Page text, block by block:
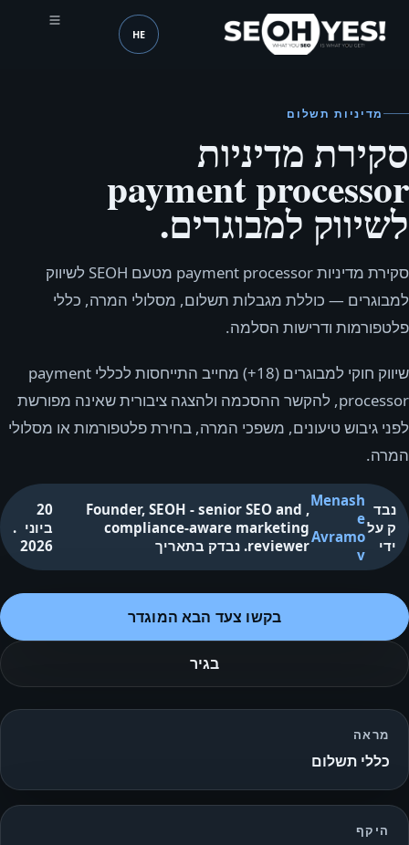
SEOH שפה (mobile header)
HE
מדיניות תשלום
סקירת מדיניות
payment processor
לשיווק למבוגרים.
סקירת מדיניות payment processor מטעם SEOH לשיווק
למבוגרים — כוללת מגבלות תשלום, מסלולי המרה, כללי
פלטפורמות ודרישות הסלמה.
שיווק חוקי למבוגרים (18+) מחייב התייחסות לכללי payment
processor, להקשר ההסכמה ולהצגה ציבורית שאינה מפורשת
לפני גיבוש טיעונים, משפכי המרה, בחירת פלטפורמות או מסלולי
המרה.
נבד
ק על
ידי
Menash
e
Avramo
v
,
Founder, SEOH - senior SEO and
compliance-aware marketing
reviewer
.נבדק בתאריך
20
ביוני
2026
.
בקשו צעד הבא המוגדר
בגיר
מראה
כללי תשלום
היקף